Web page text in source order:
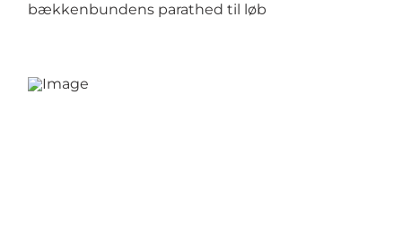
bækkenbundens parathed til løb